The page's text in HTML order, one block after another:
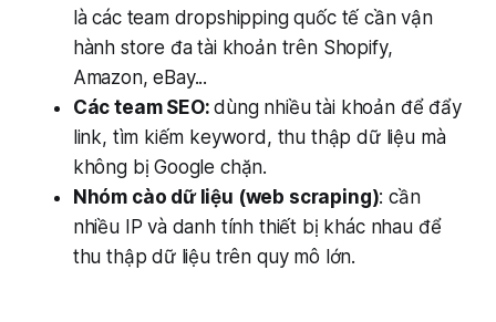
là các team dropshipping quốc tế cần vận
hành store đa tài khoản trên Shopify,
Amazon, eBay...
Các team SEO:dùng nhiều tài khoản để đẩy
link, tìm kiếm keyword, thu thập dữ liệu mà
không bị Google chặn.
Nhóm cào dữ liệu (web scraping): cần
nhiều IP và danh tính thiết bị khác nhau để
thu thập dữ liệu trên quy mô lớn.